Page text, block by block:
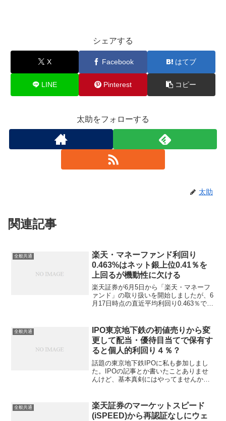
シェアする
X Facebook はてブ
LINE Pinterest コピー
太助をフォローする
太助
関連記事
全般共通
楽天・マネーファンド利回り
0.463%はネット銀上位0.41％を
上回るが機動性に欠ける
楽天証券が6月5日から「楽天・マネーフ
ァンド」の取り扱いを開始しましたが、6
月17日時点の直近平均利回り0.463％で、
はないもののMRFであり、金利が高いな
ら当座...
全般共通
IPO東京地下鉄の初値売りから変
更して配当・優待目当てで保有す
ると個人的利回り４％？
話題の東京地下鉄IPOに私も参加しまし
た。IPOの記事とか書いたことありませ
んけど、基本真剣にはやってませんから
設するということもやってないのでそれ
程当たりませんし緩...
全般共通
楽天証券のマーケットスピード
(iSPEED)から再認証なしにウェ